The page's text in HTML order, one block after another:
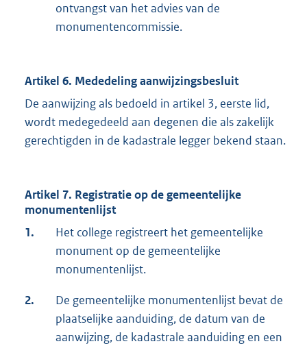
ontvangst van het advies van de
monumentencommissie.
Artikel 6. Mededeling aanwijzingsbesluit
De aanwijzing als bedoeld in artikel 3, eerste lid,
wordt medegedeeld aan degenen die als zakelijk
gerechtigden in de kadastrale legger bekend staan.
Artikel 7. Registratie op de gemeentelijke
monumentenlijst
1.
Het college registreert het gemeentelijke
monument op de gemeentelijke
monumentenlijst.
2.
De gemeentelijke monumentenlijst bevat de
plaatselijke aanduiding, de datum van de
aanwijzing, de kadastrale aanduiding en een